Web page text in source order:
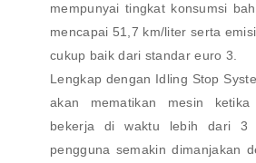
mempunyai tingkat konsumsi
mencapai 51,7 km/liter serta
cukup baik dari standar euro 3.
Lengkap dengan Idling Stop
akan mematikan mesin
bekerja di waktu lebih dari 3
pengguna semakin dimanjakan